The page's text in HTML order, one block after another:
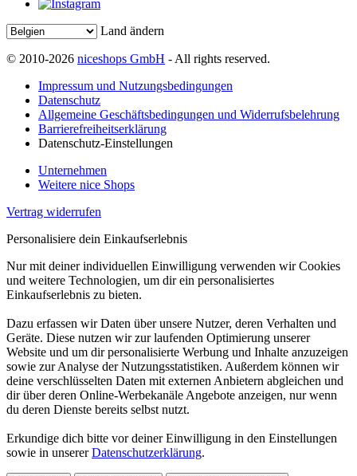
Land ändern
© 2010-2026 niceshops GmbH - All rights reserved.
Impressum und Nutzungsbedingungen
Datenschutz
Allgemeine Geschäftsbedingungen und Widerrufsbelehrung
Barrierefreiheitserklärung
Datenschutz-Einstellungen
Unternehmen
Weitere nice Shops
Vertrag widerrufen
Personalisiere dein Einkaufserlebnis
Nur mit deiner individuellen Einwilligung verwenden wir Cookies
und weitere Technologien, um dir ein personalisiertes
Einkaufserlebnis zu bieten.
Dazu erfassen wir Daten über unsere Nutzer, deren Verhalten und
Geräte. Diese nutzen wir zur laufenden Optimierung unserer
Website und um dir personalisierte Werbung und Inhalte anzuzeigen
sowie zur Analyse der Nutzungsstatistiken. Außerdem können wir
deine verschlüsselten Daten mit externen Anbietern abgleichen und
dir über deren Online-Werbekanäle Angebote anzeigen, nur wenn
du deren Dienste bereits selbst nutzt.
Erkundige dich bitte vor deiner Einwilligung in den Einstellungen
sowie in unsererDatenschutzerklärung.